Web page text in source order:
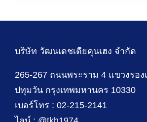
บริษัท วัฒนเดชเตียคุนเฮง จำกัด
265-267 ถนนพระราม 4 แขวงรอง
ปทุมวัน กรุงเทพมหานคร 10330
เบอร์โทร : 02-215-2141